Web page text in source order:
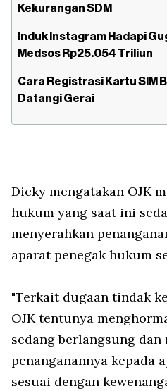
Kekurangan SDM
Induk Instagram Hadapi
Medsos Rp25.054 Triliun
Cara Registrasi Kartu SIM
Datangi Gerai
Dicky mengatakan OJK
hukum yang saat ini
menyerahkan
aparat penegak hukum
"Terkait dugaan tindak
OJK tentunya
sedang berlangsung dan
penanganannya kepada
sesuai dengan